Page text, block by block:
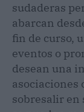
sudaderas
abarcan
fin de curso,
eventos o
desean una
asociaciones
sobresalir en